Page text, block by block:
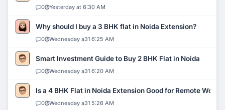
0 Yesterday at 6:30 AM
Why should I buy a 3 BHK flat in Noida Extension?
0 Wednesday a31 6:25 AM
Smart Investment Guide to Buy 2 BHK Flat in Noida
0 Wednesday a31 6:20 AM
Is a 4 BHK Flat in Noida Extension Good for Remote Work?
0 Wednesday a31 5:26 AM